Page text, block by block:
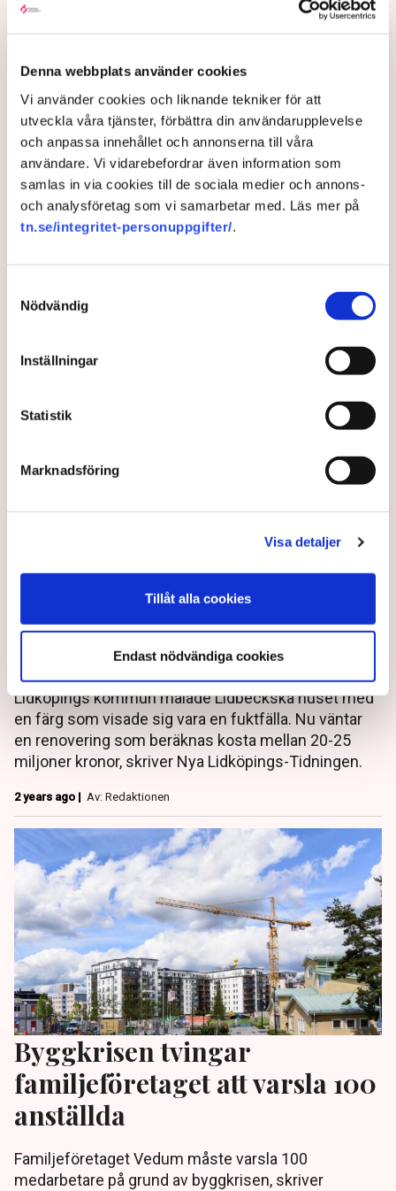
Denna webbplats använder cookies
Vi använder cookies och liknande tekniker för att
utveckla våra tjänster, förbättra din användarupplevelse
och anpassa innehållet och annonserna till våra
användare. Vi vidarebefordrar även information som
samlas in via cookies till de sociala medier och annons-
och analysföretag som vi samarbetar med. Läs mer på
tn.se/integritet-personuppgifter/.
Nödvändig
Inställningar
Statistik
Marknadsföring
Visa detaljer
Tillåt alla cookies
Endast nödvändiga cookies
Friskolor: Mer pappersarbete
slår mot mångfalden
friskolor på SvD Debatt.
Kommunen använde fel färg
– renovering kostar 25
miljoner kronor
Lidköpings kommun målade Lidbeckska huset med
en färg som visade sig vara en fuktfälla. Nu väntar
en renovering som beräknas kosta mellan 20-25
miljoner kronor, skriver Nya Lidköpings-Tidningen.
2 years ago | Av: Redaktionen
Byggkrisen tvingar
familjeföretaget att varsla 100
anställda
Familjeföretaget Vedum måste varsla 100
medarbetare på grund av byggkrisen, skriver